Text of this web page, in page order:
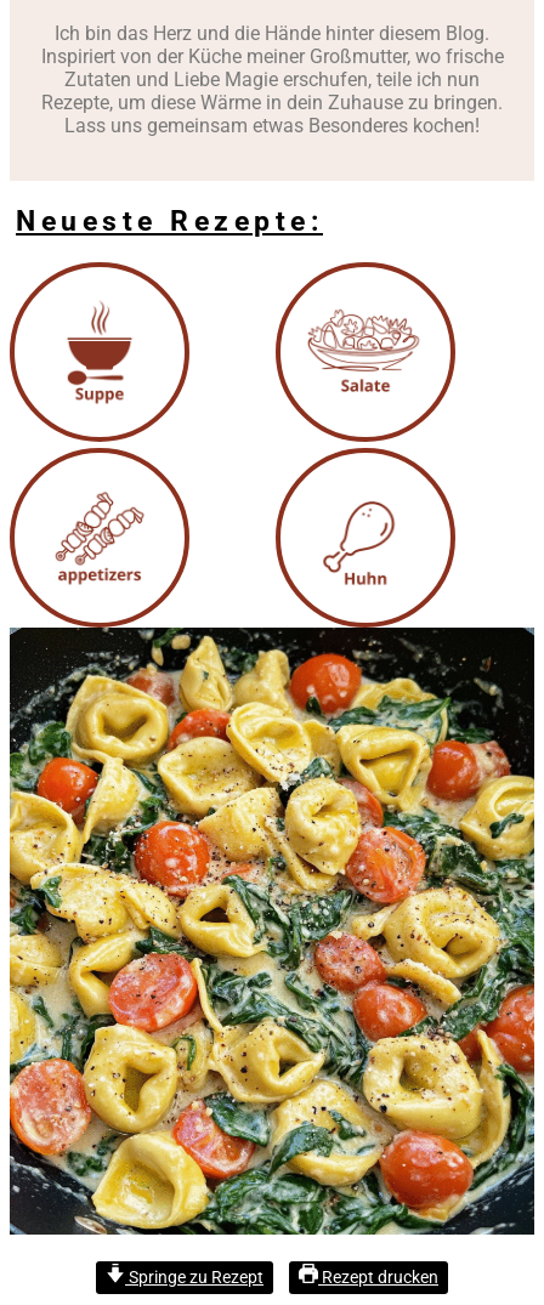
Ich bin das Herz und die Hände hinter diesem Blog.
Inspiriert von der Küche meiner Großmutter, wo frische
Zutaten und Liebe Magie erschufen, teile ich nun
Rezepte, um diese Wärme in dein Zuhause zu bringen.
Lass uns gemeinsam etwas Besonderes kochen!
Neueste Rezepte:
Springe zu Rezept Rezept drucken